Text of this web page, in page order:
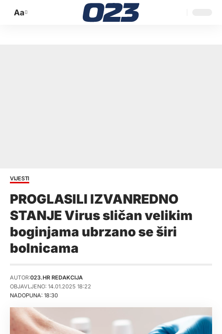
Promijeni
Aa
VIJESTI
PROGLASILI IZVANREDNO
STANJE Virus sličan velikim
boginjama ubrzano se širi
bolnicama
NADOPUNA: 18:30
AUTOR:023.HR REDAKCIJA
OBJAVLJENO: 14.01.2025 18:22